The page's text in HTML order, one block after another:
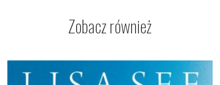
Zobacz również